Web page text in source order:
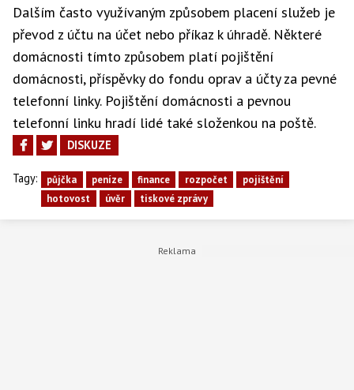
Dalším často využívaným způsobem placení služeb je
převod z účtu na účet nebo příkaz k úhradě. Některé
domácnosti tímto způsobem platí pojištění
domácnosti, příspěvky do fondu oprav a účty za pevné
telefonní linky. Pojištění domácnosti a pevnou
telefonní linku hradí lidé také složenkou na poště.
DISKUZE
Tagy: půjčka peníze finance rozpočet
pojištění
hotovost
úvěr tiskové zprávy